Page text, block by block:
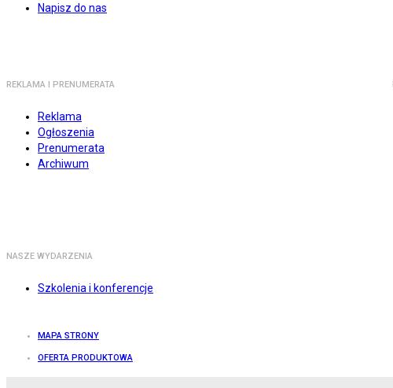
Napisz do nas
REKLAMA I PRENUMERATA
Reklama
Ogłoszenia
Prenumerata
Archiwum
NASZE WYDARZENIA
Szkolenia i konferencje
MAPA STRONY
OFERTA PRODUKTOWA